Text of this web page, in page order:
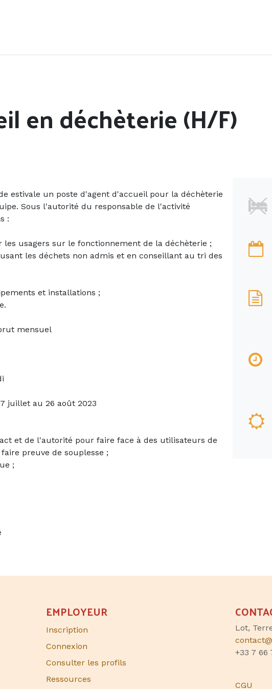
en déchèterie (H/F)
estivale un poste d'agent d'accueil pour la déchèterie
Sous l'autorité du responsable de l'activité
:
usagers sur le fonctionnement de la déchèterie ;
les déchets non admis et en conseillant au tri des
et installations ;
mensuel
juillet au 26 août 2023
et de l'autorité pour faire face à des utilisateurs de
preuve de souplesse ;
;
Lot,
+33 7 66
CGU
EMPLOYEUR
Inscription
Connexion
Consulter les profils
Ressources